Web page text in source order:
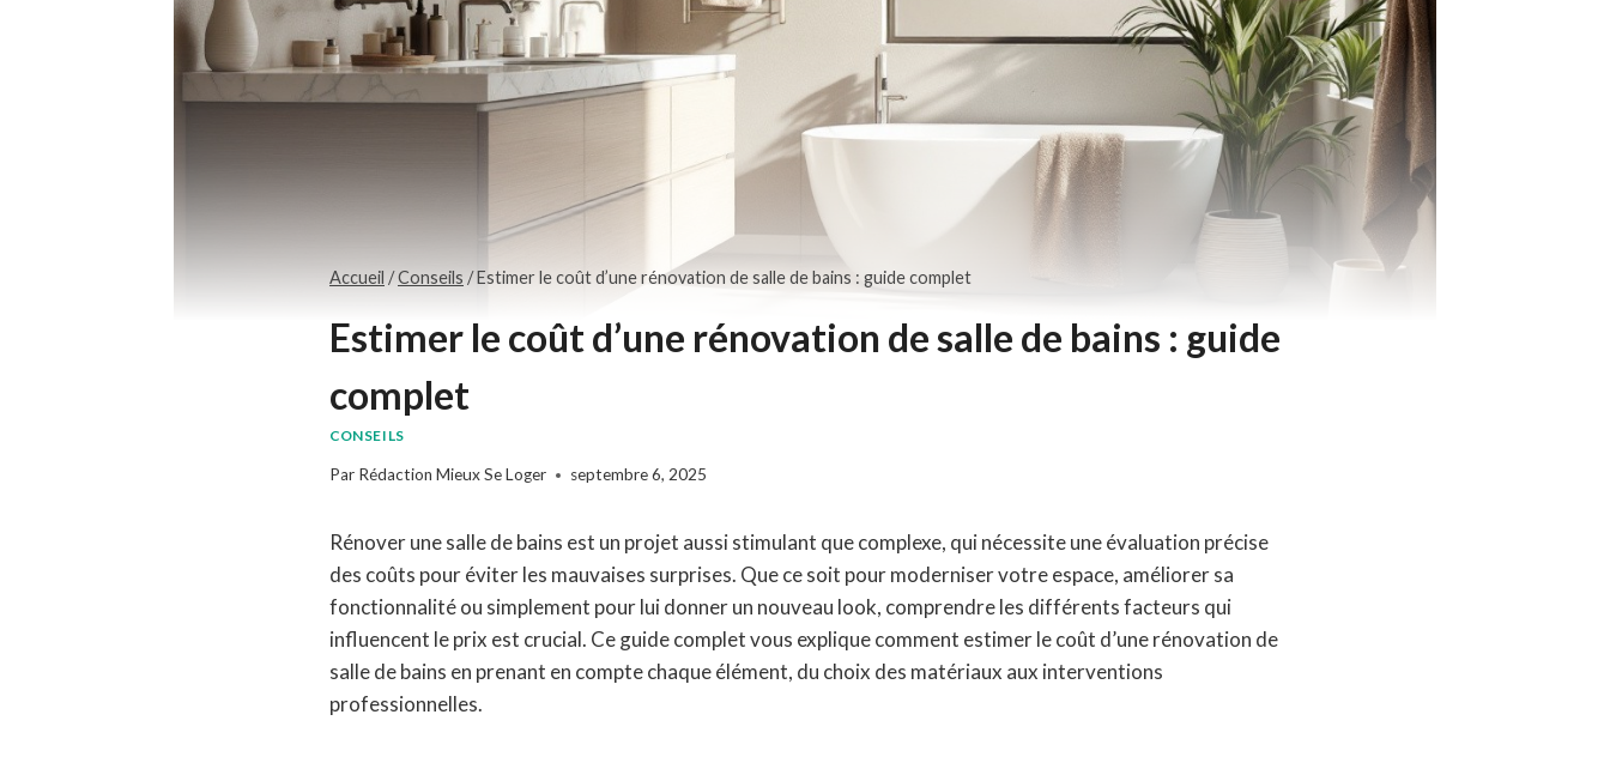
Accueil /Conseils /Estimer le coût d’une rénovation de salle de bains : guide complet
Estimer le coût d’une rénovation de salle de bains : guide
complet
CONSEILS
Par Rédaction Mieux Se Loger septembre 6, 2025
Rénover une salle de bains est un projet aussi stimulant que complexe, qui nécessite une évaluation précise
des coûts pour éviter les mauvaises surprises. Que ce soit pour moderniser votre espace, améliorer sa
fonctionnalité ou simplement pour lui donner un nouveau look, comprendre les différents facteurs qui
influencent le prix est crucial. Ce guide complet vous explique comment estimer le coût d’une rénovation de
salle de bains en prenant en compte chaque élément, du choix des matériaux aux interventions
professionnelles.